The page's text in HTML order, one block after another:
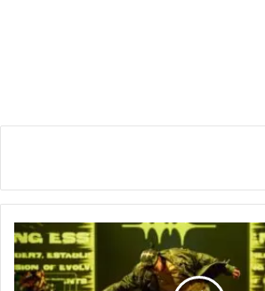
2024
F/W
서
울